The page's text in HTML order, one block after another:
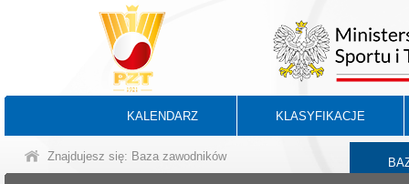
KALENDARZ KLASYFIKACJE
Znajdujesz się: Baza zawodników